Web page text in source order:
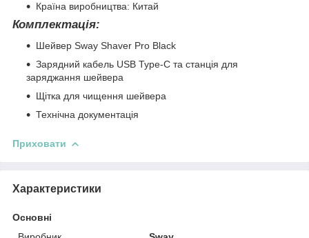
Країна виробництва: Китай
Комплектація:
Шейвер Sway Shaver Pro Black
Зарядний кабель USB Type-C та станція для
заряджання шейвера
Щітка для чищення шейвера
Технічна документація
Приховати
Характеристики
Основні